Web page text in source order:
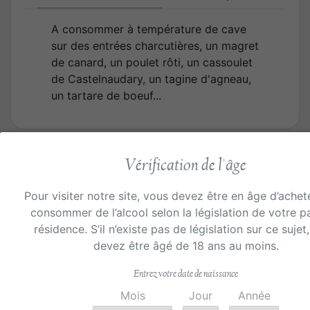
A consommer à température de cave
sur des entrées charcutières, un magret
de canard, un poulet rôti, un cassoulet
de Castelnaudary, un tagine d'agneau,
un tartare de boeuf...
Vérification de l'âge
Pour visiter notre site, vous devez être en âge
consommer de l’alcool selon la législation de votre
résidence. S’il n’existe pas de législation sur ce
devez être âgé de 18 ans au moins.
Entrez votre date de naissance
Mois Jour Année